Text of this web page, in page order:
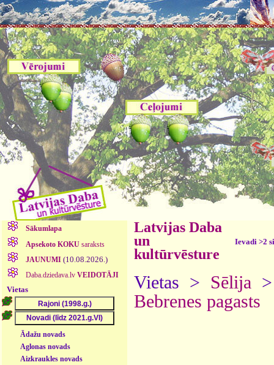
Sākumlapa
Apsekoto KOKUsaraksts
JAUNUMI (10.08.2026.)
Daba.dziedava.lv VEIDOTĀJI
Vietas
Ādažu novads
Aglonas novads
Aizkraukles novads
Latvijas Daba
un
kultūrvēsture
Ievadi >2
Vietas > Sēlija
Bebrenes pagasts